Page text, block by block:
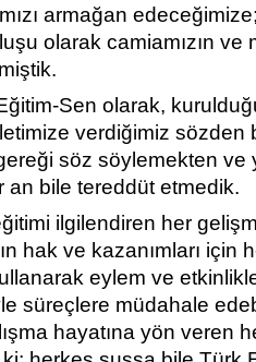
armağan
olarak camiamızın ve
Sen olarak,
verdiğimiz sözden
söz söylemekten ve
an bile tereddüt etmedik.
ilgilendiren her
hak ve kazanımları için
eylem ve
süreçlere müdahale
hayatına yön veren